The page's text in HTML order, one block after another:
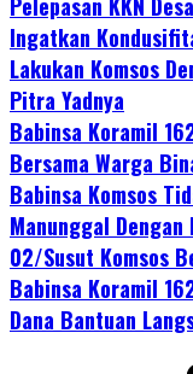
Ingatkan
Lakukan Komsos
Pitra Yadnya
Babinsa Koramil
Bersama Warga
Babinsa Komsos
Manunggal
02/Susut Komsos
Babinsa Koramil
Dana Bantuan